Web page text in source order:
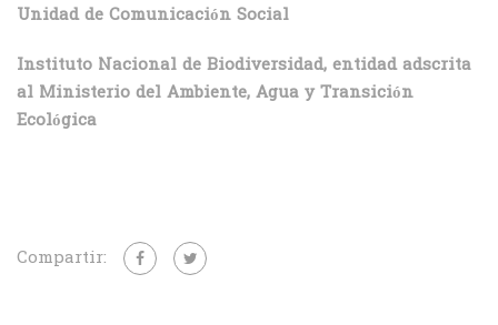
Unidad de Comunicación Social
Instituto Nacional de Biodiversidad, entidad adscrita
al Ministerio del Ambiente, Agua y Transición
Ecológica
Compartir: